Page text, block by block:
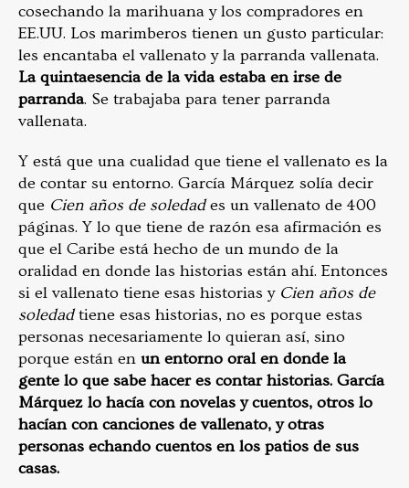
cosechando la marihuana y los compradores en
EE.UU. Los marimberos tienen un gusto particular:
les encantaba el vallenato y la parranda vallenata.
La quintaesencia de la vida estaba en irse de
parranda. Se trabajaba para tener parranda
vallenata.
Y está que una cualidad que tiene el vallenato es la
de contar su entorno. García Márquez solía decir
que Cien años de soledades un vallenato de 400
páginas. Y lo que tiene de razón esa afirmación es
que el Caribe está hecho de un mundo de la
oralidad en donde las historias están ahí. Entonces
si el vallenato tiene esas historias y Cien años de
soledadtiene esas historias, no es porque estas
personas necesariamente lo quieran así, sino
porque están en un entorno oral en donde la
gente lo que sabe hacer es contar historias. García
Márquez lo hacía con novelas y cuentos, otros lo
hacían con canciones de vallenato, y otras
personas echando cuentos en los patios de sus
casas.